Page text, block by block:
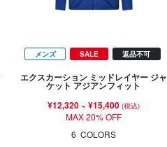
メンズ SALE 返品不可
エクスカーション ミッドレイヤー ジャ
ケット アジアンフィット
¥12,320~ ¥15,400 (税込)
MAX 20% OFF
6 COLORS